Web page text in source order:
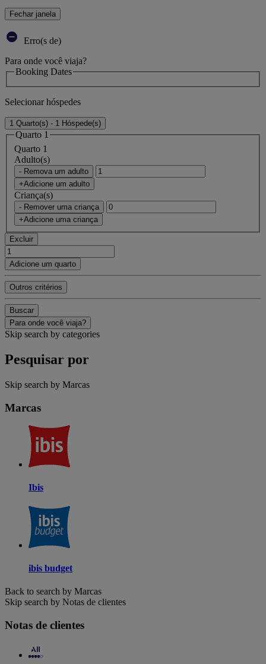
Fechar janela
Erro(s de)
Para onde você viaja?
Booking Dates
Selecionar hóspedes
1 Quarto(s) - 1 Hóspede(s)
Quarto 1
Quarto 1
Adulto(s)
- Remova um adulto
+Adicione um adulto
Criança(s)
- Remover uma criança
+Adicione uma criança
Excluir
Adicione um quarto
Outros critérios
Buscar
Para onde você viaja?
Skip search by categories
Pesquisar por
Skip search by Marcas
Marcas
Ibis
ibis budget
Back to search by Marcas
Skip search by Notas de clientes
Notas de clientes